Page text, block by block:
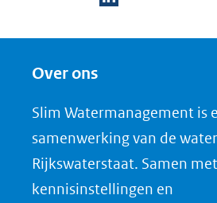
n
o
p
L
Over ons
Slim Watermanagement is
samenwerking van de
Rijkswaterstaat. Samen
kennisinstellingen en